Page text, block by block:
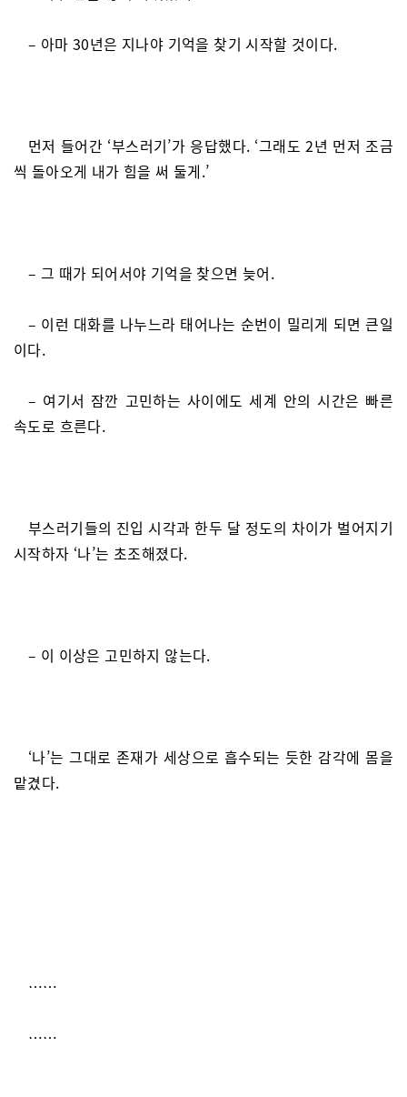
– 아마 30년은 지나야 기억을 찾기 시작할 것이다.
먼저 들어간 ‘부스러기’가 응답했다. ‘그래도 2년 먼저 조금
씩 돌아오게 내가 힘을 써 둘게.’
– 그 때가 되어서야 기억을 찾으면 늦어.
– 이런 대화를 나누느라 태어나는 순번이 밀리게 되면 큰일
이다.
– 여기서 잠깐 고민하는 사이에도 세계 안의 시간은 빠른
속도로 흐른다.
부스러기들의 진입 시각과 한두 달 정도의 차이가 벌어지기
시작하자 ‘나’는 초조해졌다.
– 이 이상은 고민하지 않는다.
‘나’는 그대로 존재가 세상으로 흡수되는 듯한 감각에 몸을
맡겼다.
……
……